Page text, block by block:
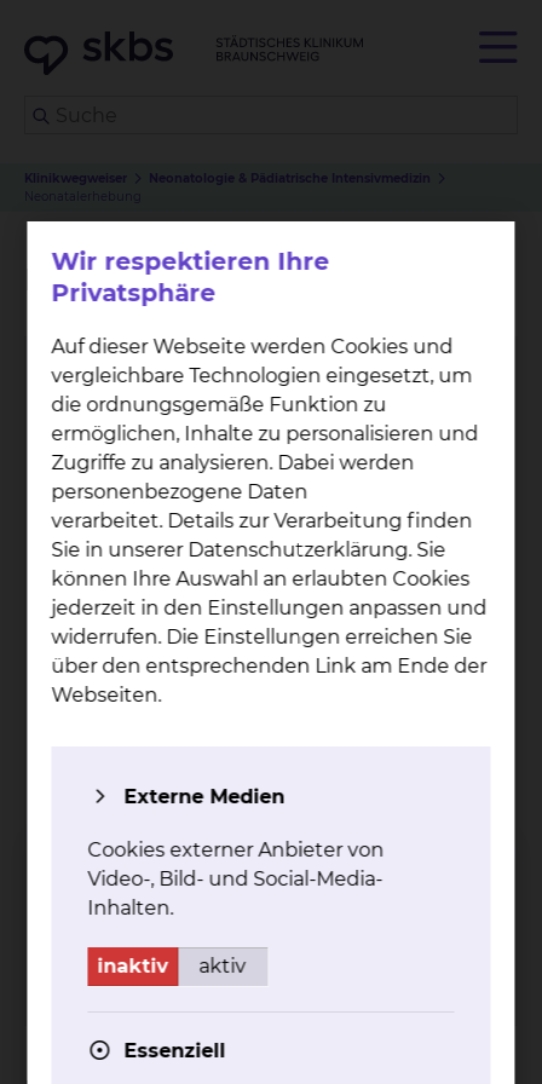
Klinikwegweiser
Neonatologie & Pädiatrische Intensivmedizin
Neonatalerhebung
Neonatalerhebung
Dr. Jost Wi­gand Rich­ter
Celler Straße 38, 38114 Braunschweig
Fax: +49 531 595 3793
Per E-Mail kontaktieren
Wir respektieren Ihre
Privatsphäre
Auf dieser Webseite werden Cookies und
vergleichbare Technologien eingesetzt, um
die ordnungsgemäße Funktion zu
ermöglichen, Inhalte zu personalisieren und
Zugriffe zu analysieren. Dabei werden
personenbezogene Daten
verarbeitet. Details zur Verarbeitung finden
Sie in unserer Datenschutzerklärung. Sie
können Ihre Auswahl an erlaubten Cookies
jederzeit in den Einstellungen anpassen und
widerrufen. Die Einstellungen erreichen Sie
über den entsprechenden Link am Ende der
Webseiten.
Externe Medien
Cookies externer Anbieter von
Video-, Bild- und Social-Media-
Inhalten.
inaktiv aktiv
Essenziell